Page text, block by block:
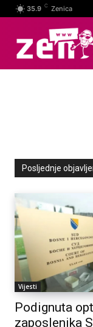
35.9 C Zenica
Posljednje
Vijesti
Podignuta
zaposlenika